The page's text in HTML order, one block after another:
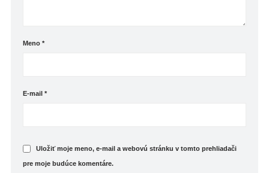
Meno*
E-mail*
Uložiť moje meno, e-mail a webovú stránku v tomto prehliadači
pre moje budúce komentáre.